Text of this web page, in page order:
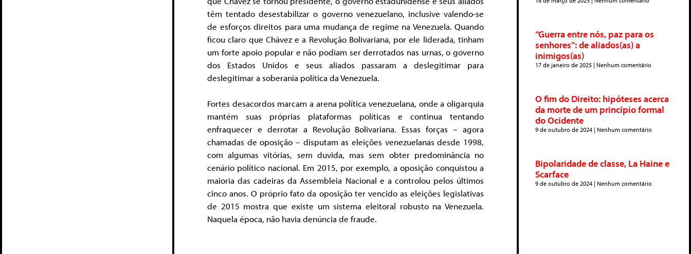
têm tentado desestabilizar o governo venezuelano, inclusive valendo-se
de esforços direitos para uma mudança de regime na Venezuela. Quando
ficou claro que Chávez e a Revolução Bolivariana, por ele liderada, tinham
um forte apoio popular e não podiam ser derrotados nas urnas, o governo
dos Estados Unidos e seus aliados passaram a deslegitimar para
deslegitimar a soberania política da Venezuela.
Fortes desacordos marcam a arena política venezuelana, onde a oligarquia
mantém suas próprias plataformas políticas e continua tentando
enfraquecer e derrotar a Revolução Bolivariana. Essas forças – agora
chamadas de oposição – disputam as eleições venezuelanas desde 1998,
com algumas vitórias, sem duvida, mas sem obter predominância no
cenário político nacional. Em 2015, por exemplo, a oposição conquistou a
maioria das cadeiras da Assembleia Nacional e a controlou pelos últimos
cinco anos. O próprio fato da oposição ter vencido as eleições legislativas
de 2015 mostra que existe um sistema eleitoral robusto na Venezuela.
Naquela época, não havia denúncia de fraude.
“Guerra entre nós, paz para os
senhores”: de aliados(as) a
inimigos(as)
17 de janeiro de 2025 Nenhum comentário
O fim do Direito: hipóteses acerca
da morte de um princípio formal
do Ocidente
9 de outubro de 2024 Nenhum comentário
Bipolaridade de classe, La Haine e
Scarface
9 de outubro de 2024 Nenhum comentário